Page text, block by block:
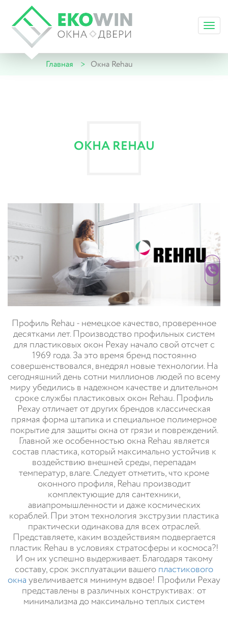
Главная Окна Rehau
ОКНА REHAU
Профиль Rehau - немецкое качество, проверенное
десятками лет. Производство профильных систем
для пластиковых окон Рехау начало свой отсчет с
1969 года. За это время бренд постоянно
совершенствовался, внедрял новые технологии. На
сегодняшний день сотни миллионов людей по всему
миру убедились в надежном качестве и длительном
сроке службы пластиковых окон Rehau. Профиль
Рехау отличает от других брендов классическая
прямая форма штапика и специальное полимерное
покрытие для защиты окна от грязи и повреждений.
Главной же особенностью окна Rehau является
состав пластика, который максимально устойчив к
воздействию внешней среды, перепадам
температур, влаге. Следует отметить, что кроме
оконного профиля, Rehau производит
комплектующие для сантехники,
авиапромышленности и даже космических
кораблей. При этом технология экструзии пластика
практически одинакова для всех отраслей.
Представляете, каким воздействиям подвергается
пластик Rehau в условиях стратосферы и космоса?!
И он их успешно выдерживает. Благодаря такому
составу, срок эксплуатации вашегопластикового
окнаувеличивается минимум вдвое! Профили Рехау
представлены в различных конструктивах: от
минимализма до максимально теплых систем